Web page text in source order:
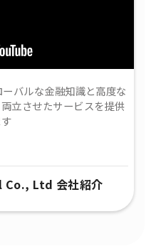
バルな金融知識と高度な
立させたサービスを提供
Ltd 会社紹介